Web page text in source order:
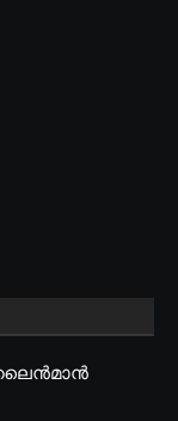
ലൈൻമാൻ